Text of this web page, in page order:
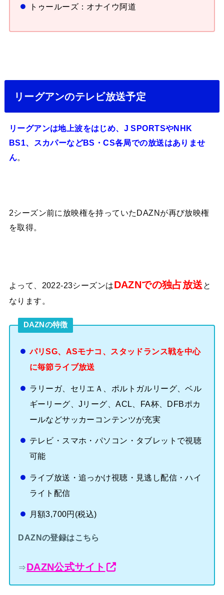
トゥールーズ：オナイウ阿道
リーグアンのテレビ放送予定
リーグアンは地上波をはじめ、J SPORTSやNHK
BS1、スカパーなどBS・CS各局での放送はありませ
ん。
2シーズン前に放映権を持っていたDAZNが再び放映権
を取得。
よって、2022-23シーズンはDAZNでの独占放送 と
なります。
DAZNの特徴
パリSG、ASモナコ、スタッドランス戦を中心
に毎節ライブ放送
ラリーガ、セリエＡ、ポルトガルリーグ、ベル
ギーリーグ、Jリーグ、ACL、FA杯、DFBポカ
ールなどサッカーコンテンツが充実
テレビ・スマホ・パソコン・タブレットで視聴
可能
ライブ放送・追っかけ視聴・見逃し配信・ハイ
ライト配信
月額3,700円(税込)
DAZNの登録はこちら
⇒DAZN公式サイト